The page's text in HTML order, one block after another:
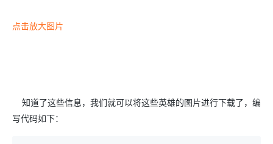
点击放大图片
知道了这些信息，我们就可以将这些英雄的图片进行下载了，编
写代码如下：